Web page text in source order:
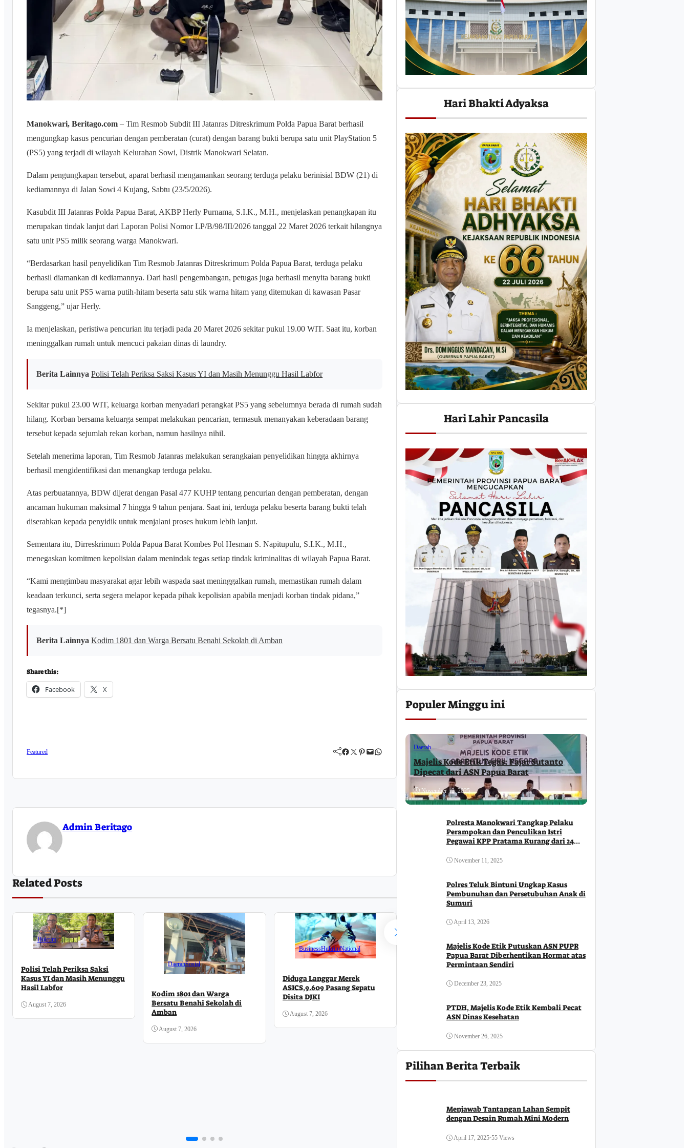
Manokwari, Beritago.com – Tim Resmob Subdit III Jatanras Ditreskrimum Polda Papua Barat berhasil
mengungkap kasus pencurian dengan pemberatan (curat) dengan barang bukti berupa satu unit PlayStation 5
(PS5) yang terjadi di wilayah Kelurahan Sowi, Distrik Manokwari Selatan.
Dalam pengungkapan tersebut, aparat berhasil mengamankan seorang terduga pelaku berinisial BDW (21) di
kediamannya di Jalan Sowi 4 Kujang, Sabtu (23/5/2026).
Kasubdit III Jatanras Polda Papua Barat, AKBP Herly Purnama, S.I.K., M.H., menjelaskan penangkapan itu
merupakan tindak lanjut dari Laporan Polisi Nomor LP/B/98/III/2026 tanggal 22 Maret 2026 terkait hilangnya
satu unit PS5 milik seorang warga Manokwari.
“Berdasarkan hasil penyelidikan Tim Resmob Jatanras Ditreskrimum Polda Papua Barat, terduga pelaku
berhasil diamankan di kediamannya. Dari hasil pengembangan, petugas juga berhasil menyita barang bukti
berupa satu unit PS5 warna putih-hitam beserta satu stik warna hitam yang ditemukan di kawasan Pasar
Sanggeng,” ujar Herly.
Ia menjelaskan, peristiwa pencurian itu terjadi pada 20 Maret 2026 sekitar pukul 19.00 WIT. Saat itu, korban
meninggalkan rumah untuk mencuci pakaian dinas di laundry.
Berita Lainnya Polisi Telah Periksa Saksi Kasus YI dan Masih Menunggu Hasil Labfor
Sekitar pukul 23.00 WIT, keluarga korban menyadari perangkat PS5 yang sebelumnya berada di rumah sudah
hilang. Korban bersama keluarga sempat melakukan pencarian, termasuk menanyakan keberadaan barang
tersebut kepada sejumlah rekan korban, namun hasilnya nihil.
Setelah menerima laporan, Tim Resmob Jatanras melakukan serangkaian penyelidikan hingga akhirnya
berhasil mengidentifikasi dan menangkap terduga pelaku.
Atas perbuatannya, BDW dijerat dengan Pasal 477 KUHP tentang pencurian dengan pemberatan, dengan
ancaman hukuman maksimal 7 hingga 9 tahun penjara. Saat ini, terduga pelaku beserta barang bukti telah
diserahkan kepada penyidik untuk menjalani proses hukum lebih lanjut.
Sementara itu, Dirreskrimum Polda Papua Barat Kombes Pol Hesman S. Napitupulu, S.I.K., M.H.,
menegaskan komitmen kepolisian dalam menindak tegas setiap tindak kriminalitas di wilayah Papua Barat.
“Kami mengimbau masyarakat agar lebih waspada saat meninggalkan rumah, memastikan rumah dalam
keadaan terkunci, serta segera melapor kepada pihak kepolisian apabila menjadi korban tindak pidana,”
tegasnya.[*]
Berita Lainnya Kodim 1801 dan Warga Bersatu Benahi Sekolah di Amban
Share this:
Facebook X
Featured Facebook Twitter Pinterest Mail WhatsApp
Admin Beritago
Related Posts
Hukrim
Polisi Telah Periksa Saksi
Kasus YI dan Masih Menunggu
Hasil Labfor
August 7, 2026
DaerahSosial
Kodim 1801 dan Warga
Bersatu Benahi Sekolah di
Amban
August 7, 2026
BusinessHukrimNational
Diduga Langgar Merek
ASICS,9.609 Pasang Sepatu
Disita DJKI
August 7, 2026
August 6, 2026
Sosial
August 6, 2026
Hari Bhakti Adyaksa
Hari Lahir Pancasila
Populer Minggu ini
Daerah
Majelis Kode Etik Tegas: Fajar Sutanto
Dipecat dari ASN Papua Barat
November 12, 2025
Polresta Manokwari Tangkap Pelaku
Perampokan dan Penculikan Istri
Pegawai KPP Pratama Kurang dari 24
November 11, 2025
Polres Teluk Bintuni Ungkap Kasus
Pembunuhan dan Persetubuhan Anak di
Sumuri
April 13, 2026
Majelis Kode Etik Putuskan ASN PUPR
Papua Barat Diberhentikan Hormat atas
Permintaan Sendiri
December 23, 2025
PTDH, Majelis Kode Etik Kembali Pecat
ASN Dinas Kesehatan
November 26, 2025
Pilihan Berita Terbaik
Menjawab Tantangan Lahan Sempit
dengan Desain Rumah Mini Modern
April 17, 2025•55 Views